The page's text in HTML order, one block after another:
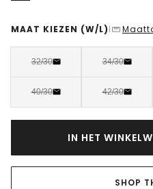
MAAT KIEZEN (W/L) |
32/30 34/30
40/30 42/30
IN HET
SHOP